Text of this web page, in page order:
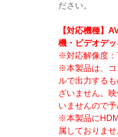
ださい。
【対応機種】
機・ビデオデッ
※対応解像度
※本製品は、コ
ルで出力する
ざいません。
いませんので
※本製品に
属しておりませ